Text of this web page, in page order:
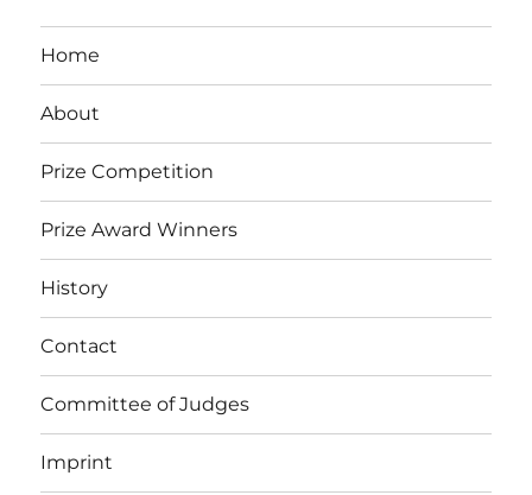
Home
About
Prize Competition
Prize Award Winners
History
Contact
Committee of Judges
Imprint